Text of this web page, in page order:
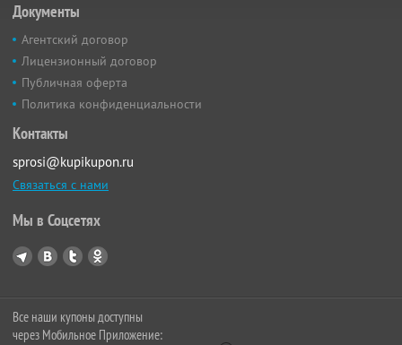
Документы
Агентский договор
Лицензионный договор
Публичная оферта
Политика конфиденциальности
Контакты
sprosi@kupikupon.ru
Связаться с нами
Мы в Соцсетях
Все наши купоны доступны
через Мобильное Приложение: